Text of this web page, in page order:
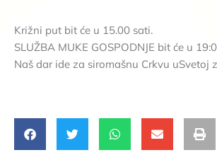
Križni put bit će u 15.00 sati.
SLUŽBA MUKE GOSPODNJE bit će u
Naš dar ide za siromašnu Crkvu uSvetoj